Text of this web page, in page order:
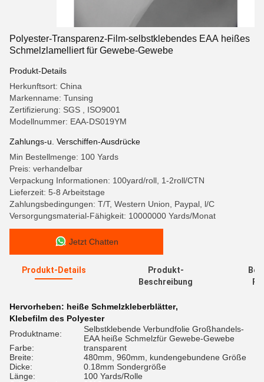
Polyester-Transparenz-Film-selbstklebendes EAA heißes
Schmelzlamelliert für Gewebe-Gewebe
Produkt-Details
Herkunftsort: China
Markenname: Tunsing
Zertifizierung: SGS , ISO9001
Modellnummer: EAA-DS019YM
Zahlungs-u. Verschiffen-Ausdrücke
Min Bestellmenge: 100 Yards
Preis: verhandelbar
Verpackung Informationen: 100yard/roll, 1-2roll/CTN
Lieferzeit: 5-8 Arbeitstage
Zahlungsbedingungen: T/T, Western Union, Paypal, l/C
Versorgungsmaterial-Fähigkeit: 10000000 Yards/Monat
Jetzt Chatten
Produkt-Details
Produkt-
Beschreibung
Hervorheben: heiße Schmelzkleberblätter,
Klebefilm des Polyester
Produktname:
Selbstklebende Verbundfolie Großhandels-
EAA heiße Schmelzfür Gewebe-Gewebe
Farbe:
transparent
Breite:
480mm, 960mm, kundengebundene Größe
Dicke:
0.18mm Sondergröße
Länge:
100 Yards/Rolle